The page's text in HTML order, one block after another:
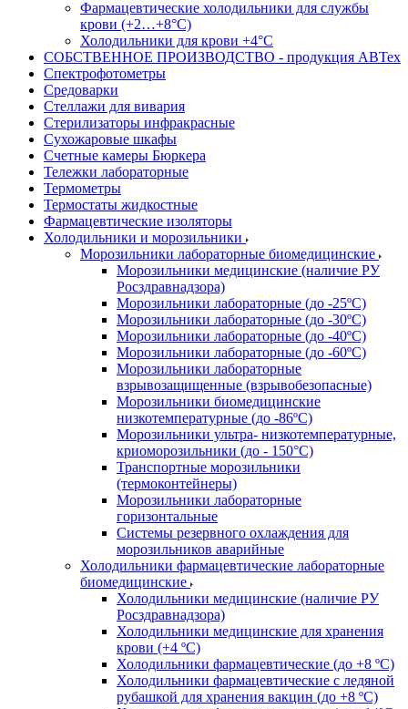
Фармацевтические холодильники для службы
крови (+2…+8°С)
Холодильники для крови +4°С
СОБСТВЕННОЕ ПРОИЗВОДСТВО - продукция АВТех
Спектрофотометры
Средоварки
Стеллажи для вивария
Стерилизаторы инфракрасные
Сухожаровые шкафы
Счетные камеры Бюркера
Тележки лабораторные
Термометры
Термостаты жидкостные
Фармацевтические изоляторы
Холодильники и морозильники
Морозильники лабораторные биомедицинские
Морозильники медицинские (наличие РУ
Росздравнадзора)
Морозильники лабораторные (до -25ºС)
Морозильники лабораторные (до -30ºС)
Морозильники лабораторные (до -40ºС)
Морозильники лабораторные (до -60ºС)
Морозильники лабораторные
взрывозащищенные (взрывобезопасные)
Морозильники биомедицинские
низкотемпературные (до -86ºС)
Морозильники ультра- низкотемпературные,
криоморозильники (до - 150°С)
Транспортные морозильники
(термоконтейнеры)
Морозильники лабораторные
горизонтальные
Системы резервного охлаждения для
морозильников аварийные
Холодильники фармацевтические лабораторные
биомедицинские
Холодильники медицинские (наличие РУ
Росздравнадзора)
Холодильники медицинские для хранения
крови (+4 ºС)
Холодильники фармацевтические (до +8 ºС)
Холодильники фармацевтические с ледяной
рубашкой для хранения вакцин (до +8 ºС)